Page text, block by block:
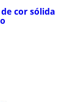
cor sólida